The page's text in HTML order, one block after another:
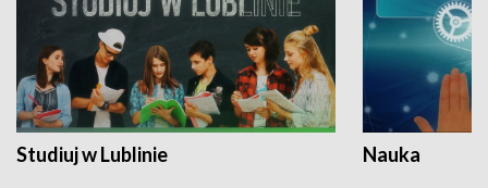
Studiuj w Lublinie Nauka